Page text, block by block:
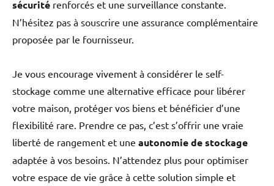
sécurité renforcés et une surveillance constante.
N’hésitez pas à souscrire une assurance complémentaire
proposée par le fournisseur.
Je vous encourage vivement à considérer le self-
stockage comme une alternative efficace pour libérer
votre maison, protéger vos biens et bénéficier d’une
flexibilité rare. Prendre ce pas, c’est s’offrir une vraie
liberté de rangement et une autonomie de stockage
adaptée à vos besoins. N’attendez plus pour optimiser
votre espace de vie grâce à cette solution simple et